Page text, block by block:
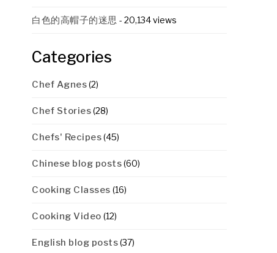
白色的高帽子的迷思 - 20,134 views
Categories
Chef Agnes(2)
Chef Stories(28)
Chefs' Recipes(45)
Chinese blog posts(60)
Cooking Classes (16)
Cooking Video (12)
English blog posts(37)